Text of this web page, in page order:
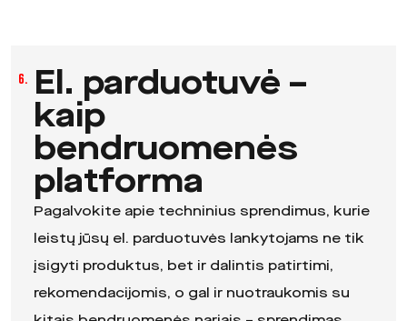
6. El. parduotuvė –
kaip
bendruomenės
platforma
Pagalvokite apie techninius sprendimus, kurie
leistų jūsų el. parduotuvės lankytojams ne tik
įsigyti produktus, bet ir dalintis patirtimi,
rekomendacijomis, o gal ir nuotraukomis su